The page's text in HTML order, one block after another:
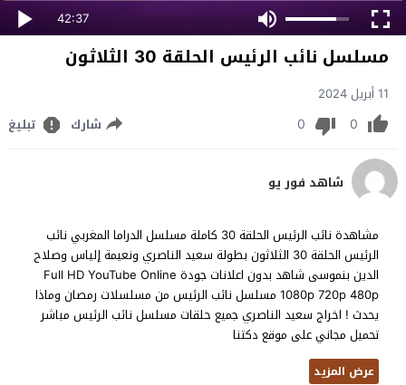
42:37
مسلسل نائب الرئيس الحلقة 30 الثلاثون
11 أبريل 2024
0
0 شارك تبليغ
شاهد فور يو
مشاهدة نائب الرئيس الحلقة 30 كاملة مسلسل الدراما المغربي نائب
الرئيس الحلقة 30 الثلاثون بطولة سعيد الناصري ونعيمة إلياس وصلاح
الدين بنموسى شاهد بدون اعلانات جودة Full HD YouTube Online
1080p 720p 480p مسلسل نائب الرئيس من مسلسلات رمصان وماذا
يحدث ! اخراج سعيد الناصري جميع حلقات مسلسل نائب الرئيس مباشر
تحميل مجاني على موقع دكتنا
عرض المزيد